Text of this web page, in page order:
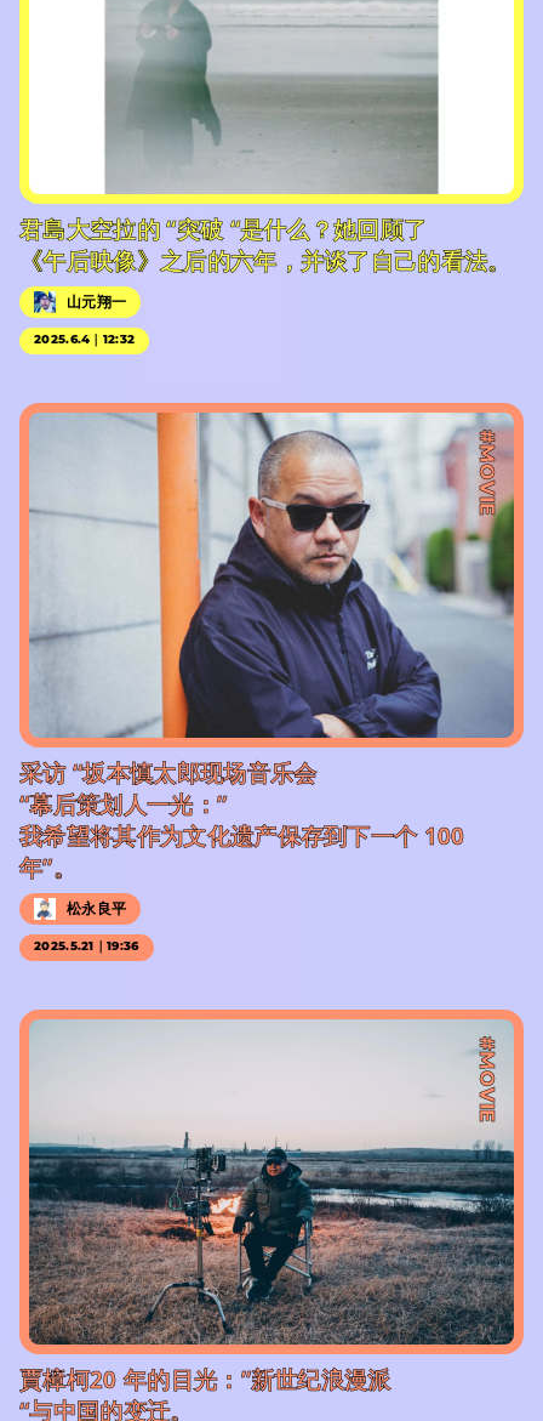
君島大空拉的 “突破 “是什么？她回顾了
《午后映像》之后的六年，并谈了自己的看法。
山元翔一
2025.6.4｜12:32
#MOVIE
采访 “坂本慎太郎现场音乐会
“幕后策划人一光：”
我希望将其作为文化遗产保存到下一个 100
年”。
松永良平
2025.5.21｜19:36
#MOVIE
賈樟柯20 年的目光：”新世纪浪漫派
“与中国的变迁。